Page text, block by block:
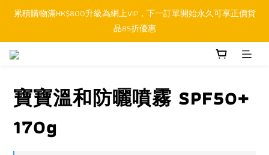
順豐香港SFHK APP取件通知功能將取代SMS短訊
累積購物滿HK$800升級為網上VIP，下一訂單開始永久可享正價貨
品85折優惠
順豐香港SFHK APP取件通知功能將取代SMS短訊
寶寶溫和防曬噴霧 SPF50+
170g